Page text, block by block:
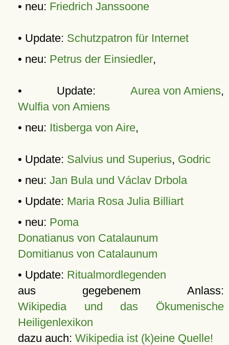
• neu: Friedrich Janssoone
• Update: Schutzpatron für Internet
• neu: Petrus der Einsiedler,
• Update: Aurea von Amiens,
Wulfia von Amiens
• neu: Itisberga von Aire,
• Update: Salvius und Superius, Godric
• neu: Jan Bula und Václav Drbola
• Update: Maria Rosa Julia Billiart
• neu: Poma
Donatianus von Catalaunum
Domitianus von Catalaunum
• Update: Ritualmordlegenden
aus gegebenem Anlass:
Wikipedia und das Ökumenische
Heiligenlexikon
dazu auch: Wikipedia ist (k)eine Quelle!